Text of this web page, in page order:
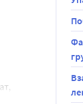
одной